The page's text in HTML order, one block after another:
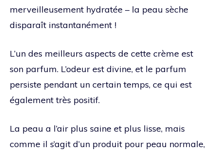
merveilleusement hydratée – la peau sèche
disparaît instantanément !
L’un des meilleurs aspects de cette crème est
son parfum. L’odeur est divine, et le parfum
persiste pendant un certain temps, ce qui est
également très positif.
La peau a l’air plus saine et plus lisse, mais
comme il s’agit d’un produit pour peau normale,